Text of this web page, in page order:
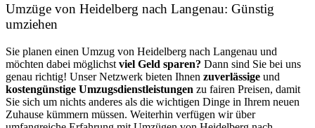
Umzüge von Heidelberg nach Langenau: Günstig
umziehen
Sie planen einen Umzug von Heidelberg nach Langenau und
möchten dabei möglichst viel Geld sparen? Dann sind Sie bei uns
genau richtig! Unser Netzwerk bieten Ihnen zuverlässige und
kostengünstige Umzugsdienstleistungen zu fairen Preisen, damit
Sie sich um nichts anderes als die wichtigen Dinge in Ihrem neuen
Zuhause kümmern müssen. Weiterhin verfügen wir über